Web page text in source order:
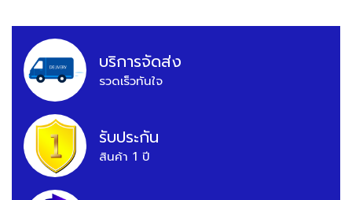
บริการจัดส่ง
รวดเร็วทันใจ
รับประกัน
สินค้า 1 ปี